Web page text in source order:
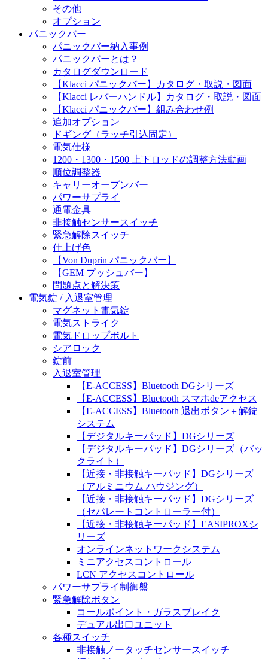
その他
オプション
パニックバー
パニックバー納入事例
パニックバーとは？
カタログダウンロード
【Klacci パニックバー】カタログ・取説・図面
【Klacci レバーハンドル】カタログ・取説・図面
【Klacci パニックバー】組み合わせ例
追加オプション
ドギング（ラッチ引込固定）
電気仕様
1200・1300・1500 上下ロッドの調整方法動画
順位調整器
キャリーオープンバー
パワーサプライ
通電金具
非接触センサースイッチ
緊急解除スイッチ
仕上げ色
【Von Duprin パニックバー】
【GEM プッシュバー】
問題点と解決策
電気錠 / 入退室管理
マグネット電気錠
電気ストライク
電気ドロップボルト
シアロック
錠前
入退室管理
【E-ACCESS】Bluetooth DGシリーズ
【E-ACCESS】Bluetooth スマホdeアクセス
【E-ACCESS】Bluetooth 退出ボタン＋解錠
システム
【デジタルキーパッド】DGシリーズ
【デジタルキーパッド】DGシリーズ（バッ
クライト）
【近接・非接触キーパッド】DGシリーズ
（アルミニウム ハウジング）
【近接・非接触キーパッド】DGシリーズ
（セパレートコントローラー付）
【近接・非接触キーパッド】EASIPROXシ
リーズ
オンラインネットワークシステム
ミニアクセスコントロール
LCN アクセスコントロール
パワーサプライ制御盤
緊急解除ボタン
コールポイント・ガラスブレイク
デュアル出口ユニット
各種スイッチ
非接触ノータッチセンサースイッチ